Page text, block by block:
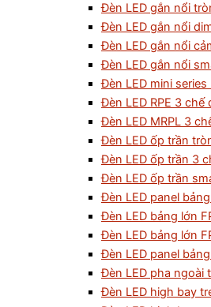
Đèn LED gắn nổi
Đèn LED gắn nổi
Đèn LED gắn nổi
Đèn LED gắn nổi
Đèn LED mini series
Đèn LED RPE 3 chế
Đèn LED MRPL 3
Đèn LED ốp trần
Đèn LED ốp trần 3
Đèn LED ốp trần
Đèn LED panel
Đèn LED bảng lớn
Đèn LED bảng lớn
Đèn LED panel
Đèn LED pha ngoài
Đèn LED high bay